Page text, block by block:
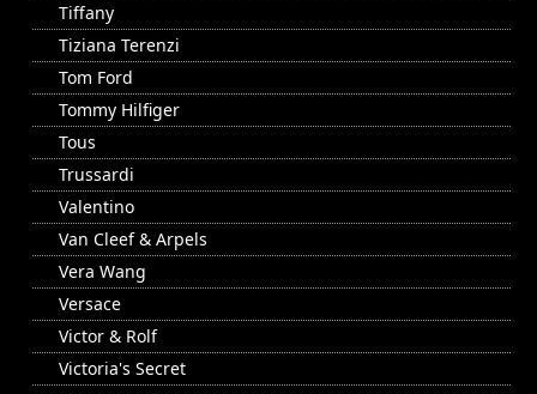
Tiffany
Tiziana Terenzi
Tom Ford
Tommy Hilfiger
Tous
Trussardi
Valentino
Van Cleef & Arpels
Vera Wang
Versace
Victor & Rolf
Victoria's Secret